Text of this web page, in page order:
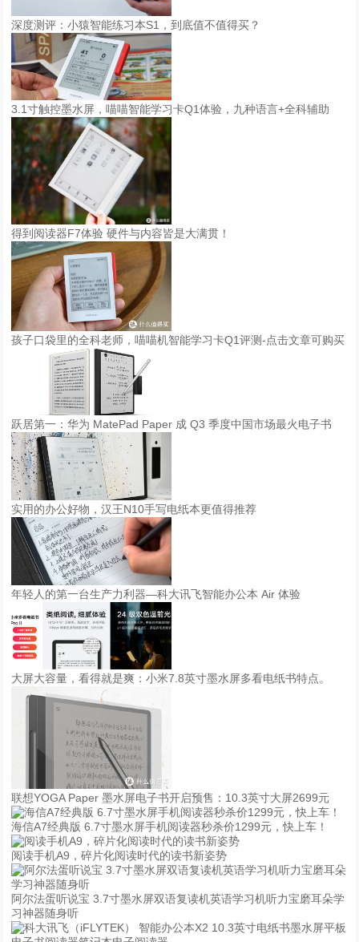
深度测评：小猿智能练习本S1，到底值不值得买？
3.1寸触控墨水屏，喵喵智能学习卡Q1体验，九种语言+全科辅助
得到阅读器F7体验 硬件与内容皆是大满贯！
孩子口袋里的全科老师，喵喵机智能学习卡Q1评测-点击文章可购买
跃居第一：华为 MatePad Paper 成 Q3 季度中国市场最火电子书
实用的办公好物，汉王N10手写电纸本更值得推荐
年轻人的第一台生产力利器—科大讯飞智能办公本 Air 体验
大屏大容量，看得就是爽：小米7.8英寸墨水屏多看电纸书特点。
联想YOGA Paper 墨水屏电子书开启预售：10.3英寸大屏2699元
海信A7经典版 6.7寸墨水屏手机阅读器秒杀价1299元，快上车！
阅读手机A9，碎片化阅读时代的读书新姿势
阿尔法蛋听说宝 3.7寸墨水屏双语复读机英语学习机听力宝磨耳朵学
习神器随身听